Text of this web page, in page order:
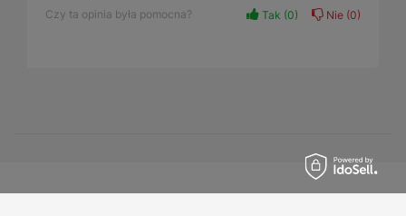
Czy ta opinia była pomocna? Tak 0 Nie 0